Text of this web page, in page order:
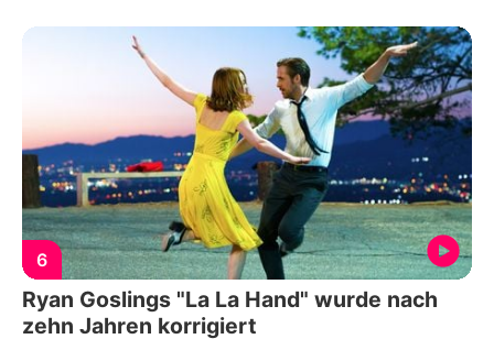
6
Ryan Goslings "La La Hand" wurde nach
zehn Jahren korrigiert